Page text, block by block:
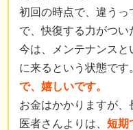
初回の時点で、違う
で、快復する力がつい
今は、メンテナンスと
に来るという状態です
で、嬉しいです。
お金はかかりますが
医者さんよりは、 短期